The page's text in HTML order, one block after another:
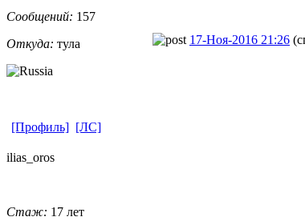
Сообщений: 157
Откуда: тула 17-Ноя-2016 21:26
[Профиль] [ЛС]
ilias_oros
Стаж: 17 лет